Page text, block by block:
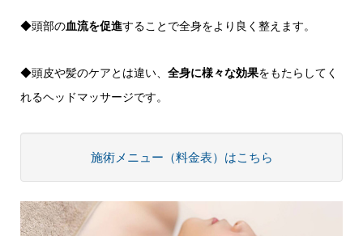
◆頭部の血流を促進することで全身をより良く整えます。
◆頭皮や髪のケアとは違い、 全身に様々な効果をもたらしてく
れるヘッドマッサージです。
施術メニュー（料金表）はこちら